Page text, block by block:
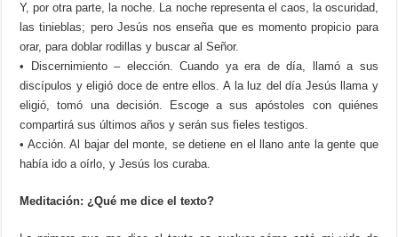
Y, por otra parte, la noche. La noche representa el caos, la oscuridad,
las tinieblas; pero Jesús nos enseña que es momento propicio para
orar, para doblar rodillas y buscar al Señor.
• Discernimiento – elección. Cuando ya era de día, llamó a sus
discípulos y eligió doce de entre ellos. A la luz del día Jesús llama y
eligió, tomó una decisión. Escoge a sus apóstoles con quiénes
compartirá sus últimos años y serán sus fieles testigos.
• Acción. Al bajar del monte, se detiene en el llano ante la gente que
había ido a oírlo, y Jesús los curaba.
Meditación: ¿Qué me dice el texto?